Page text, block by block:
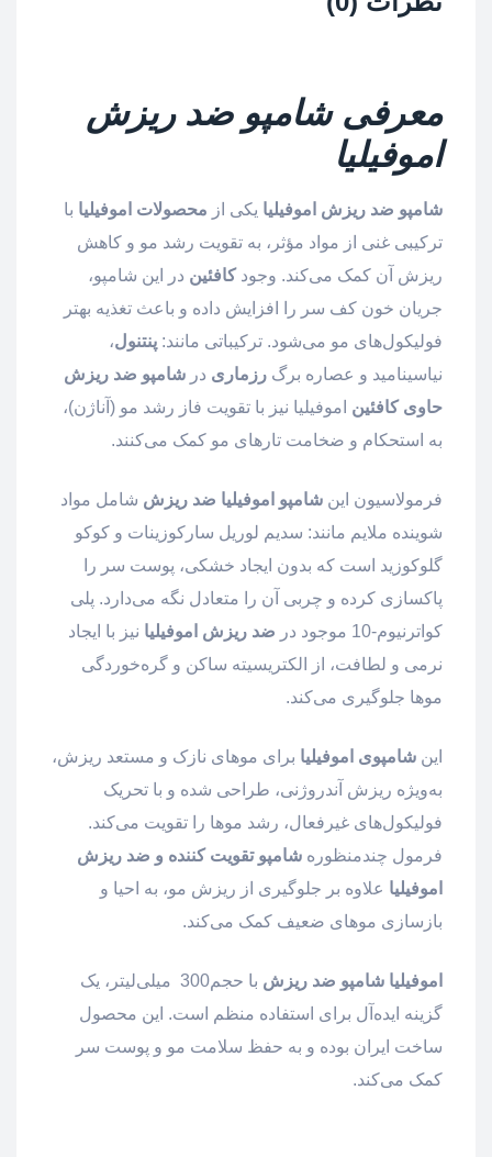
معرفی شامپو ضد ریزش
اموفیلیا
شامپو ضد ریزش اموفیلیا یکی از محصولات اموفیلیا با
ترکیبی غنی از مواد مؤثر، به تقویت رشد مو و کاهش
ریزش آن کمک می‌کند. وجودکافئین در این شامپو،
جریان خون کف سر را افزایش داده و باعث تغذیه بهتر
فولیکول‌های مو می‌شود. ترکیباتی مانند: پنتنول،
نیاسینامید و عصاره برگ ر زماری در شامپو ضد ریزش
حاوی کافئین اموفیلیا نیز با تقویت فاز رشد مو (آناژن)،
به استحکام و ضخامت تارهای مو کمک می‌کنند.
فرمولاسیون این شامپو اموفیلیا ضد ریزش شامل مواد
شوینده ملایم مانند: سدیم لوریل سارکوزینات و کوکو
گلوکوزید است که بدون ایجاد خشکی، پوست سر را
پاکسازی کرده و چربی آن را متعادل نگه می‌دارد. پلی
کواترنیوم-10 موجود در
ضد ریزش اموفیلیا نیز با ایجاد
نرمی و لطافت، از الکتریسیته ساکن و گره‌خوردگی
موها جلوگیری می‌کند.
این شامپوی اموفیلیا برای موهای نازک و مستعد ریزش،
به‌ویژه ریزش آندروژنی، طراحی شده و با تحریک
فولیکول‌های غیرفعال، رشد موها را تقویت می‌کند.
فرمول چندمنظوره شامپو تقویت کننده و ضد ریزش
اموفیلیا علاوه بر جلوگیری از ریزش مو، به احیا و
بازسازی موهای ضعیف کمک می‌کند.
اموفیلیا شامپو ضد ریزش
با حجم300 میلی‌لیتر، یک
گزینه ایده‌آل برای استفاده منظم است. این محصول
ساخت ایران بوده و به حفظ سلامت مو و پوست سر
کمک می‌کند.